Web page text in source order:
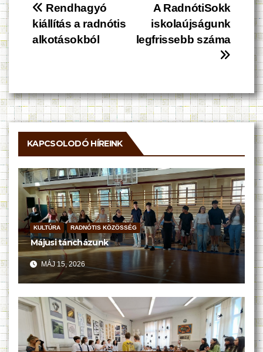
Bejegyzés
navigáció
A RadnótiSokk
iskolaújságunk
legfrissebb száma
Rendhagyó
kiállítás a radnótis
alkotásokból
KAPCSOLODÓ HÍREINK
KULTÚRA RADNÓTIS KÖZÖSSÉG
Májusi táncházunk
MÁJ 15, 2026